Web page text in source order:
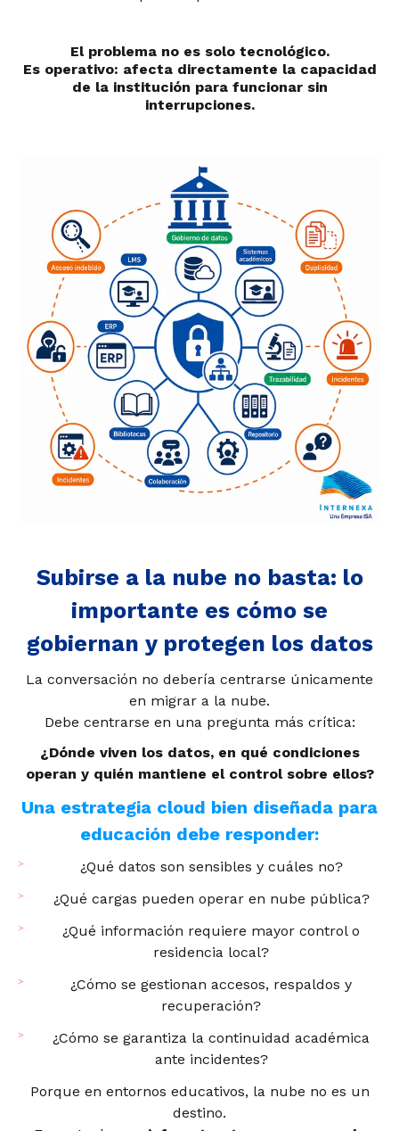
El problema no es solo tecnológico.
Es operativo: afecta directamente la capacidad
de la institución para funcionar sin
interrupciones.
Subirse a la nube no basta: lo
importante es cómo se
gobiernan y protegen los datos
La conversación no debería centrarse únicamente
en migrar a la nube.
Debe centrarse en una pregunta más crítica:
¿Dónde viven los datos, en qué condiciones
operan y quién mantiene el control sobre ellos?
Una estrategia cloud bien diseñada para
educación debe responder:
¿Qué datos son sensibles y cuáles no?
¿Qué cargas pueden operar en nube pública?
¿Qué información requiere mayor control o
residencia local?
¿Cómo se gestionan accesos, respaldos y
recuperación?
¿Cómo se garantiza la continuidad académica
ante incidentes?
Porque en entornos educativos, la nube no es un
destino.